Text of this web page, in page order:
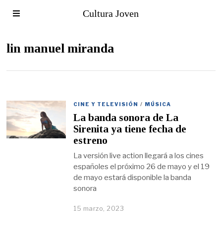
Cultura Joven
lin manuel miranda
CINE Y TELEVISIÓN / MÚSICA
La banda sonora de La
Sirenita ya tiene fecha de
estreno
La versión live action llegará a los cines
españoles el próximo 26 de mayo y el 19
de mayo estará disponible la banda
sonora
15 marzo, 2023